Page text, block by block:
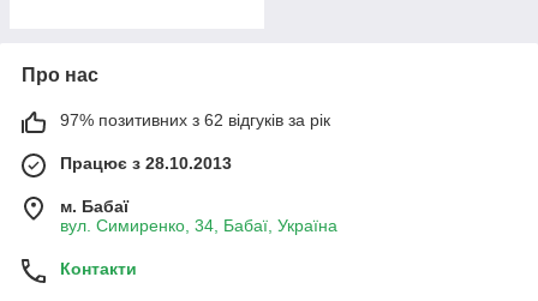
Про нас
97% позитивних з 62 відгуків за рік
Працює з 28.10.2013
м. Бабаї
вул. Симиренко, 34, Бабаї, Україна
Контакти